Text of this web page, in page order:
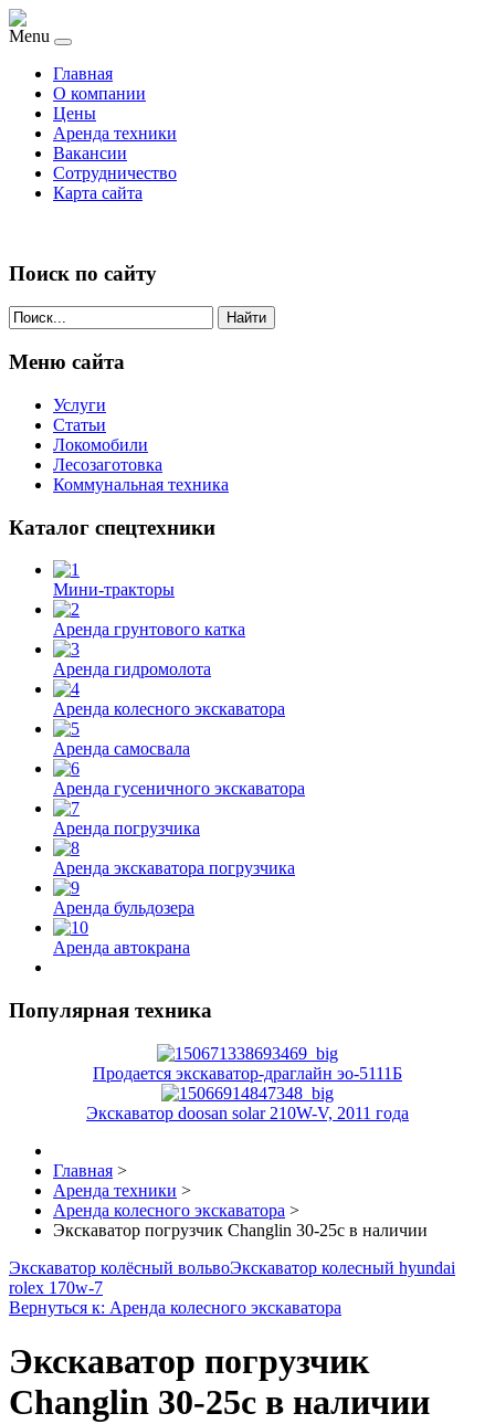
Menu
Главная
О компании
Цены
Аренда техники
Вакансии
Сотрудничество
Карта сайта
Поиск по сайту
Найти
Меню сайта
Услуги
Статьи
Локомобили
Лесозаготовка
Коммунальная техника
Каталог спецтехники
Мини-тракторы
Аренда грунтового катка
Аренда гидромолота
Аренда колесного экскаватора
Аренда самосвала
Аренда гусеничного экскаватора
Аренда погрузчика
Аренда экскаватора погрузчика
Аренда бульдозера
Аренда автокрана
Популярная техника
Продается экскаватор-драглайн эо-5111Б
Экскаватор doosan solar 210W-V, 2011 года
Главная >
Аренда техники >
Аренда колесного экскаватора >
Экскаватор погрузчик Changlin 30-25c в наличии
Экскаватор колёсный вольвоЭкскаватор колесный hyundai
rolex 170w-7
Вернуться к: Аренда колесного экскаватора
Экскаватор погрузчик
Changlin 30-25c в наличии